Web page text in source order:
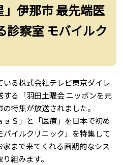
伊那市 最先端医
診察室 モバイルク
る株式会社テレビ東京ダイレ
る「羽田土曜会 ニッポンを元
特集が放送されました。
Ｓ」と「医療」を日本で初め
イルクリニック」を特集して
まで来てくれる画期的なシス
組みます。